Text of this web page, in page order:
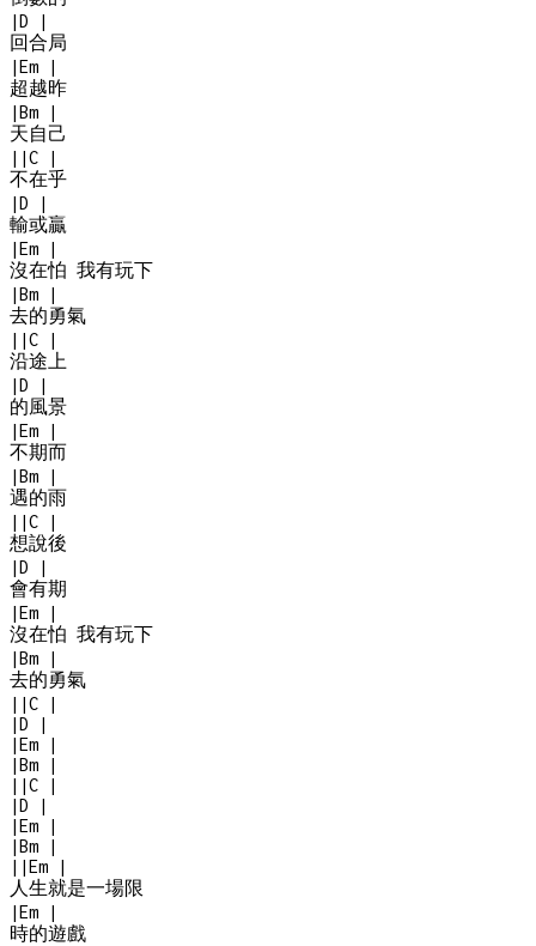
|D
|
回合局
|Em
|
超越昨
|Bm
|
天自己
| |C
|
不在乎
|D
|
輸或贏
|Em
|
沒在怕 我有玩下
|Bm
|
去的勇氣
| |C
|
沿途上
|D
|
的風景
|Em
|
不期而
|Bm
|
遇的雨
| |C
|
想說後
|D
|
會有期
|Em
|
沒在怕 我有玩下
|Bm
|
去的勇氣
| |C
|
|D
|
|Em
|
|Bm
|
| |C
|
|D
|
|Em
|
|Bm
|
| |Em
|
人生就是一場限
|Em
|
時的遊戲